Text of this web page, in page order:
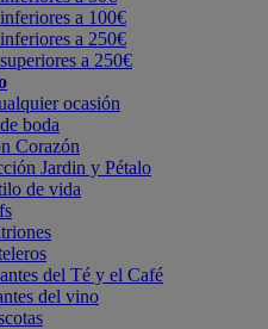
a 100€
a 250€
a 250€
ocasión
boda
Corazón
Jardin y Pétalo
de vida
del Té y el Café
del vino